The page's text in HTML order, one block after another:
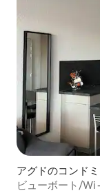
アグドのコンド
ビューボート/